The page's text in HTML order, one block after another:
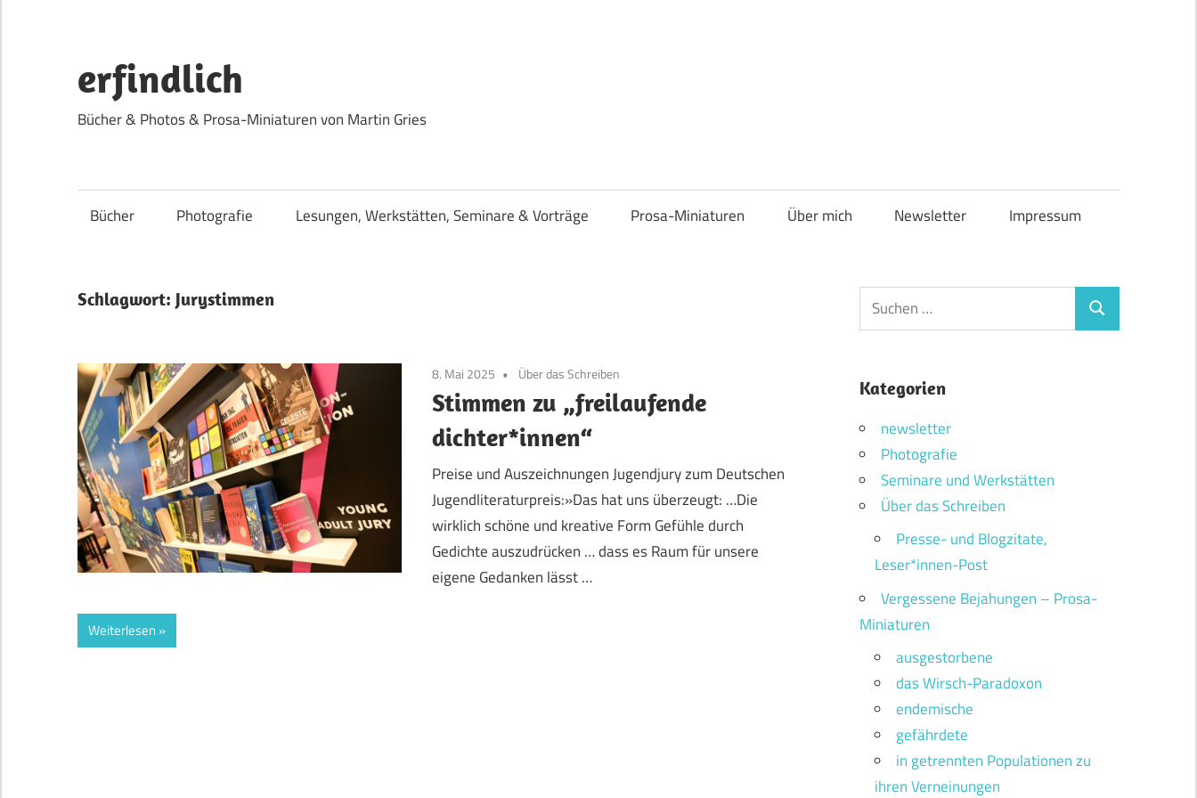
springen
erfindlich
Bücher & Photos & Prosa-Miniaturen von Martin Gries
Bücher Photografie Lesungen, Werkstätten, Seminare & Vorträge Prosa-Miniaturen Über mich Newsletter Impressum
Schlagwort: Jurystimmen
8. Mai 2025 Über das Schreiben
Stimmen zu „freilaufende
dichter*innen“
Preise und Auszeichnungen Jugendjury zum Deutschen
Jugendliteraturpreis:»Das hat uns überzeugt: …Die
wirklich schöne und kreative Form Gefühle durch
Gedichte auszudrücken … dass es Raum für unsere
eigene Gedanken lässt …
Weiterlesen
Suchen
nach:
Suchen
Kategorien
newsletter
Photografie
Seminare und Werkstätten
Über das Schreiben
Presse- und Blogzitate,
Leser*innen-Post
Vergessene Bejahungen – Prosa-
Miniaturen
ausgestorbene
das Wirsch-Paradoxon
endemische
gefährdete
in getrennten Populationen zu
ihren Verneinungen